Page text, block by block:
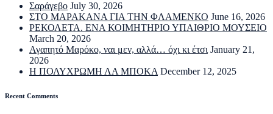
Σαράγεβο July 30, 2026
ΣΤΟ ΜΑΡΑΚΑΝΑ ΓΙΑ ΤΗΝ ΦΛΑΜΕΝΚΟ June 16, 2026
ΡΕΚΟΛΕΤΑ. ΕΝΑ ΚΟΙΜΗΤΗΡΙΟ ΥΠΑΙΘΡΙΟ ΜΟΥΣΕΙΟ
March 20, 2026
Αγαπητό Μαρόκο, ναι μεν, αλλά… όχι κι έτσι January 21,
2026
Η ΠΟΛΥΧΡΩΜΗ ΛΑ ΜΠΟΚΑ December 12, 2025
Recent Comments